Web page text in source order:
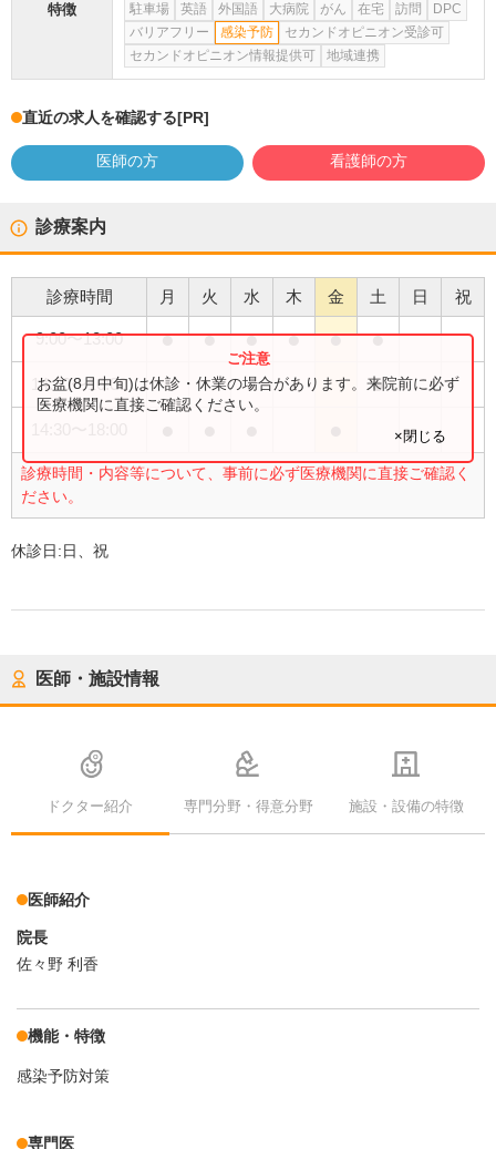
特徴
駐車場
英語 外国語 大病院 がん 在宅 訪問
DPC
バリアフリー
感染予防
セカンドオピニオン受診可
セカンドオピニオン情報提供可
地域連携
直近の求人を確認する[PR]
医師の方 看護師の方
診療案内
診療時間 月 火 水 木 金 土 日 祝
9:00〜13:00 ● ● ● ● ● ●
14:30〜16:00 ●
診療時間・内容等について、事前に必ず医療機関に直接ご確認く
ださい。
お盆(8月中旬)は休診・休業の場合があります。来院前に必ず
医療機関に直接ご確認ください。
×閉じる
休診日:日、祝
医師・施設情報
ドクター紹介 専門分野・得意分野 施設・設備の特徴
医師紹介
院長
佐々野 利香
機能・特徴
感染予防対策
専門医